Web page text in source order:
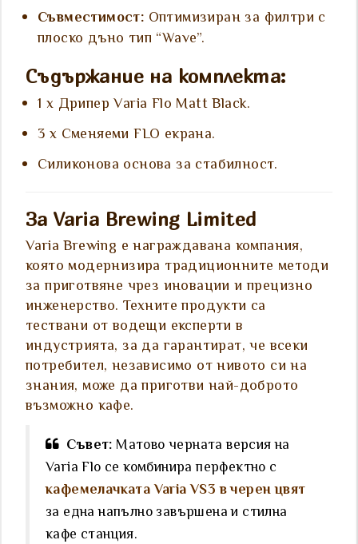
Съвместимост: Оптимизиран за филтри с
плоско дъно тип “Wave”.
Съдържание на комплекта:
1 x Дрипер Varia Flo Matt Black.
3 x Сменяеми FLO екрана.
Силиконова основа за стабилност.
За Varia Brewing Limited
Varia Brewing е награждавана компания,
която модернизира традиционните методи
за приготвяне чрез иновации и прецизно
инженерство. Техните продукти са
тествани от водещи експерти в
индустрията, за да гарантират, че всеки
потребител, независимо от нивото си на
знания, може да приготви най-доброто
възможно кафе.
Съвет: Матово черната версия на
Varia Flo се комбинира перфектно с
кафемелачката Varia VS3 в черен цвят
за една напълно завършена и стилна
кафе станция.